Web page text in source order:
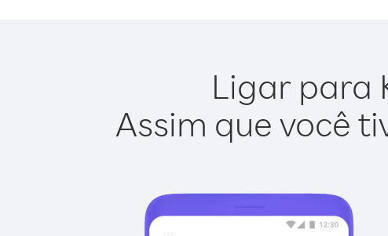
Ligar para
Assim que você